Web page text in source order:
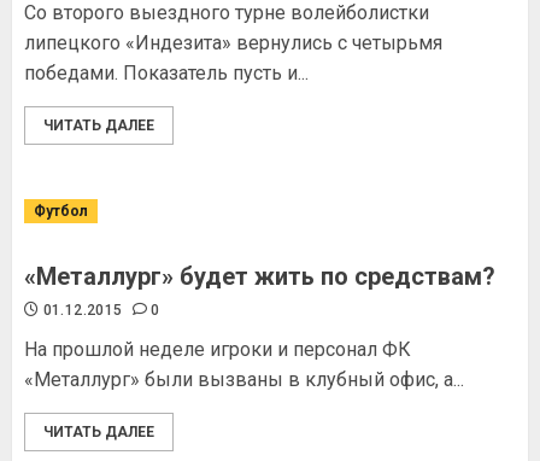
Со второго выездного турне волейболистки
липецкого «Индезита» вернулись с четырьмя
победами. Показатель пусть и...
ЧИТАТЬ ДАЛЕЕ
Футбол
«Металлург» будет жить по средствам?
01.12.2015 0
На прошлой неделе игроки и персонал ФК
«Металлург» были вызваны в клубный офис, а...
ЧИТАТЬ ДАЛЕЕ